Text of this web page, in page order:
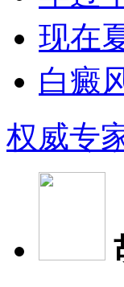
现在
白癜
权威专